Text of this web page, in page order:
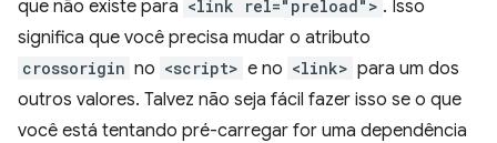
que não existe para <link rel="preload"> . Isso
significa que você precisa mudar o atributo
crossorigin no <script> e no <link> para um dos
outros valores. Talvez não seja fácil fazer isso se o que
você está tentando pré-carregar for uma dependência